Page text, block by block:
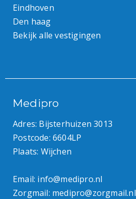
Eindhoven
Den haag
Bekijk alle vestigingen
Medipro
Adres: Bijsterhuizen 3013
Postcode: 6604LP
Plaats: Wijchen
Email: info@medipro.nl
Zorgmail: medipro@zorgmail.nl